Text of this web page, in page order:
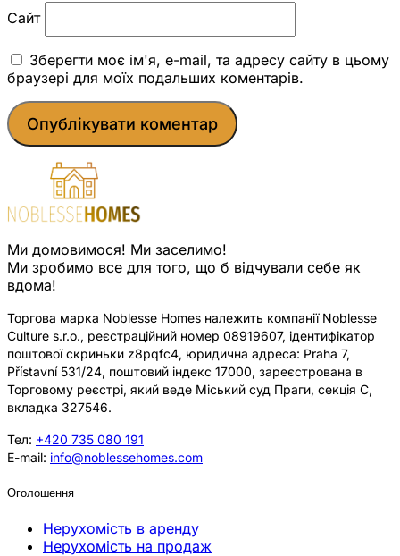
Сайт
Зберегти моє ім'я, e-mail, та адресу сайту в цьому
браузері для моїх подальших коментарів.
Ми домовимося! Ми заселимо!
Ми зробимо все для того, що б відчували себе як
вдома!
Торгова марка Noblesse Homes належить компанії Noblesse
Culture s.r.o., реєстраційний номер 08919607, ідентифікатор
поштової скриньки z8pqfc4, юридична адреса: Praha 7,
Přístavní 531/24, поштовий індекс 17000, зареєстрована в
Торговому реєстрі, який веде Міський суд Праги, секція C,
вкладка 327546.
Тел: +420 735 080 191
E-mail: info@noblessehomes.com
Оголошення
Нерухомість в аренду
Нерухомість на продаж